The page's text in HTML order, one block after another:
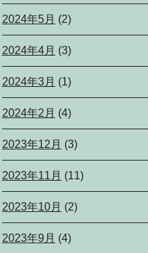
2024年5月 (2)
2024年4月 (3)
2024年3月 (1)
2024年2月 (4)
2023年12月 (3)
2023年11月 (11)
2023年10月 (2)
2023年9月 (4)